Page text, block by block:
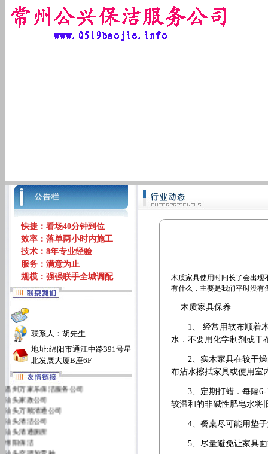
快捷：看场40分钟到位
效率：落单两小时内施工
技术：8年专业经验
服务：满意为止
规模：强强联手全城调配
联系人：胡先生
地址:绵阳市通江中路391号星
北发展大厦B座6F
温州万家乐保洁服务公司
汕头家政公司
汕头万顺清通公司
汕头清洁公司
汕头清通厕所
绵阳保洁
汕头空调加雪种
木质家具使用时间长了会出现
有什么，主要是我们平时没有
木质家具保养
1、 经常用软布顺着木
水．不要用化学制剂或干
2、实木家具在较干燥
布沾水擦拭家具或使用室
3、定期打蜡．每隔6-1
较温和的非碱性肥皂水将
4、餐桌尽可能用垫子
5、尽量避免让家具面